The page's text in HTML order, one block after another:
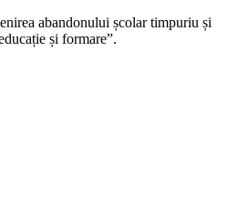
abandonului școlar timpuriu și
și formare”.